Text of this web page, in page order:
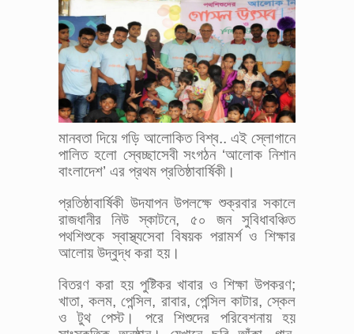
মানবতা দিয়ে গড়ি আলোকিত বিশ্ব.. এই স্লোগানে
পালিত হলো স্বেচ্ছাসেবী সংগঠন ‘আলোক নিশান
বাংলাদেশ’ এর প্রথম প্রতিষ্ঠাবার্ষিকী।
প্রতিষ্ঠাবার্ষিকী উদযাপন উপলক্ষে শুক্রবার সকালে
রাজধানীর নিউ স্কাটনে, ৫০ জন সুবিধাবঞ্চিত
পথশিশুকে স্বাস্থ্যসেবা বিষয়ক পরামর্শ ও শিক্ষার
আলোয় উদ্বুদ্ধ করা হয়।
বিতরণ করা হয় পুষ্টিকর খাবার ও শিক্ষা উপকরণ;
খাতা, কলম, পেন্সিল, রাবার, পেন্সিল কাটার, স্কেল
ও টুথ পেস্ট। পরে শিশুদের পরিবেশনায় হয়